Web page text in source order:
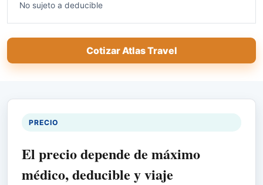
No sujeto a deducible
Cotizar Atlas Travel
PRECIO
El precio depende de máximo
médico, deducible y viaje